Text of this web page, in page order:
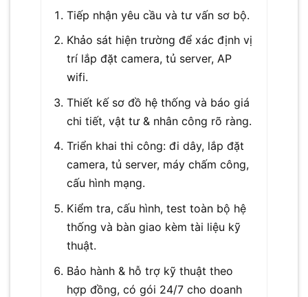
Tiếp nhận yêu cầu và tư vấn sơ bộ.
Khảo sát hiện trường để xác định vị
trí lắp đặt camera, tủ server, AP
wifi.
Thiết kế sơ đồ hệ thống và báo giá
chi tiết, vật tư & nhân công rõ ràng.
Triển khai thi công: đi dây, lắp đặt
camera, tủ server, máy chấm công,
cấu hình mạng.
Kiểm tra, cấu hình, test toàn bộ hệ
thống và bàn giao kèm tài liệu kỹ
thuật.
Bảo hành & hỗ trợ kỹ thuật theo
hợp đồng, có gói 24/7 cho doanh